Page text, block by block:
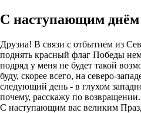
С наступающим
Друзиа! В связи с отбытием из
поднять красный флаг Победы
подряд у меня не будет такой
буду, скорее всего, на северо-
следующий день - в глухом
почему, расскажу по возвращении.
С наступающим вас великим